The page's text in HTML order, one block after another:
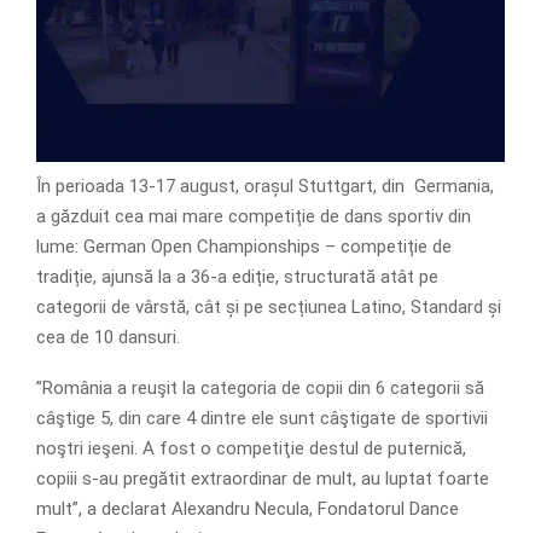
În perioada 13-17 august, orașul Stuttgart, din Germania,
a găzduit cea mai mare competiție de dans sportiv din
lume: German Open Championships – competiție de
tradiție, ajunsă la a 36-a ediție, structurată atât pe
categorii de vârstă, cât și pe secțiunea Latino, Standard și
cea de 10 dansuri.
”România a reuşit la categoria de copii din 6 categorii să
câştige 5, din care 4 dintre ele sunt câştigate de sportivii
noştri ieşeni. A fost o competiţie destul de puternică,
copiii s-au pregătit extraordinar de mult, au luptat foarte
mult”, a declarat Alexandru Necula, Fondatorul Dance